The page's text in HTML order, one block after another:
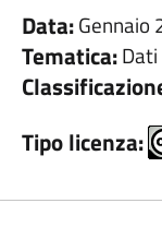
Data:
Tematica:
Tipo licenza: